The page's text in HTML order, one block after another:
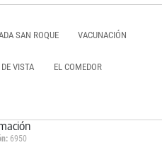
SAN ROQUE VACUNACIÓN
VISTA EL COMEDOR
6950